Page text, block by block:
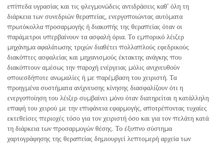
επίπεδα υγρασίας και τις φλεγμονώδεις αντιδράσεις καθ’ όλη τη
διάρκεια των συνεδριών θεραπείας, ενεργοποιώντας αυτόματα
πρωτόκολλα προσαρμογής ή διακοπής της θεραπείας όταν οι
παράμετροι υπερβαίνουν τα ασφαλή όρια. Το εμπορικό λέιζερ
μηχάνημα αφαλάτωσης τριχών διαθέτει πολλαπλούς εφεδρικούς
διακόπτες ασφαλείας και μηχανισμούς έκτακτης ανάγκης που
διακόπτουν αμέσως την παροχή ενέργειας μόλις ανιχνευθούν
οποιεσδήποτε ανωμαλίες ή με παρέμβαση του χειριστή. Τα
προηγμένα συστήματα ανίχνευσης κίνησης διασφαλίζουν ότι η
ενεργοποίηση του λέιζερ συμβαίνει μόνο όταν διατηρείται η κατάλληλη
επαφή του χειρού με την επιφάνεια εφαρμογής, αποτρέποντας τυχαίες
εκτεθείσες περιοχές τόσο για τον χειριστή όσο και για τον πελάτη κατά
τη διάρκεια των προσαρμογών θέσης. Το έξυπνο σύστημα
χαρτογράφησης της θεραπείας δημιουργεί λεπτομερή αρχεία των